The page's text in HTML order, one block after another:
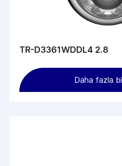
TR-D3361WDDL4 2.8
Daha fazla